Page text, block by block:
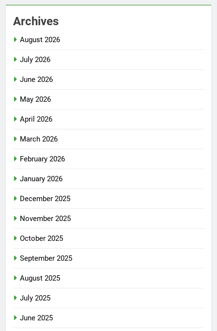
Archives
August 2026
July 2026
June 2026
May 2026
April 2026
March 2026
February 2026
January 2026
December 2025
November 2025
October 2025
September 2025
August 2025
July 2025
June 2025